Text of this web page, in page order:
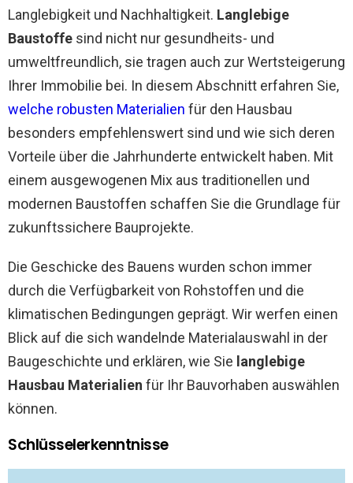
Langlebigkeit und Nachhaltigkeit. Langlebige
Baustoffe sind nicht nur gesundheits- und
umweltfreundlich, sie tragen auch zur Wertsteigerung
Ihrer Immobilie bei. In diesem Abschnitt erfahren Sie,
welche robusten Materialien für den Hausbau
besonders empfehlenswert sind und wie sich deren
Vorteile über die Jahrhunderte entwickelt haben. Mit
einem ausgewogenen Mix aus traditionellen und
modernen Baustoffen schaffen Sie die Grundlage für
zukunftssichere Bauprojekte.
Die Geschicke des Bauens wurden schon immer
durch die Verfügbarkeit von Rohstoffen und die
klimatischen Bedingungen geprägt. Wir werfen einen
Blick auf die sich wandelnde Materialauswahl in der
Baugeschichte und erklären, wie Sie langlebige
Hausbau Materialien für Ihr Bauvorhaben auswählen
können.
Schlüsselerkenntnisse